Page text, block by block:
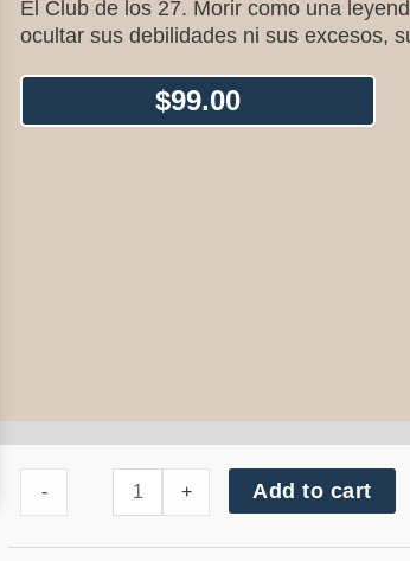
El Club de los 27. Morir como una
ocultar sus debilidades ni sus excesos,
$99.00
club
- + Add to cart